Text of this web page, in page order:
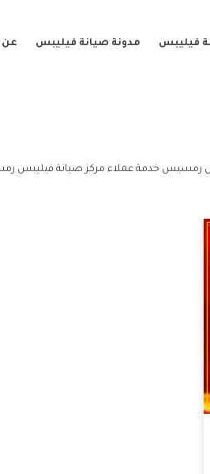
فيليبس مدونة صيانة فيليبس عن
رمسيس خدمة عملاء مركز صيانة فيليبس